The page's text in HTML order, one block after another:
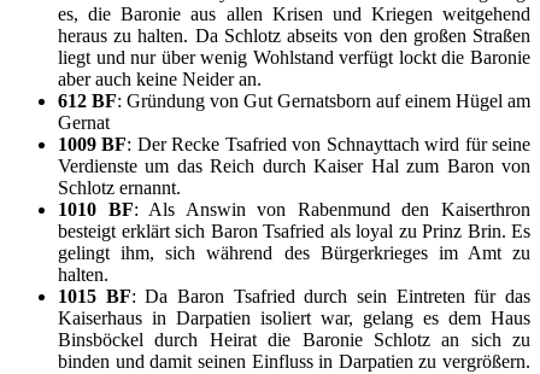
es, die Baronie aus allen Krisen und Kriegen weitgehend
heraus zu halten. Da Schlotz abseits von den großen Straßen
liegt und nur über wenig Wohlstand verfügt lockt die Baronie
aber auch keine Neider an.
612 BF: Gründung von Gut Gernatsborn auf einem Hügel am
Gernat
1009 BF: Der Recke Tsafried von Schnayttach wird für seine
Verdienste um das Reich durch Kaiser Hal zum Baron von
Schlotz ernannt.
1010 BF: Als Answin von Rabenmund den Kaiserthron
besteigt erklärt sich Baron Tsafried als loyal zu Prinz Brin. Es
gelingt ihm, sich während des Bürgerkrieges im Amt zu
halten.
1015 BF: Da Baron Tsafried durch sein Eintreten für das
Kaiserhaus in Darpatien isoliert war, gelang es dem Haus
Binsböckel durch Heirat die Baronie Schlotz an sich zu
binden und damit seinen Einfluss in Darpatien zu vergrößern.